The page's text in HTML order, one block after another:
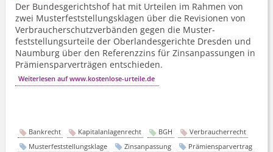
Der Bundesgerichtshof hat mit Urteilen im Rahmen von
zwei Muster­feststellungs­klagen über die Revisionen von
Verbraucher­schutz­verbänden gegen die Muster­
feststellungs­urteile der Oberlandesgerichte Dresden und
Naumburg über den Referenzzins für Zinsanpassungen in
Prämien­spar­verträgen entschieden.
Weiterlesen auf www.kostenlose-urteile.de
Bankrecht Kapitalanlagenrecht BGH
Verbraucherrecht
Musterfeststellungsklage
Zinsanpassung Prämiensparvertrag